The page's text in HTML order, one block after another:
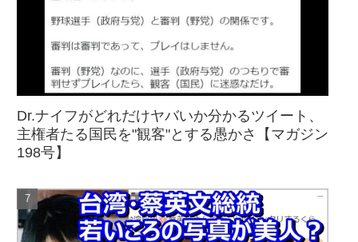
Dr.ナイフがどれだけヤバいか分かるツイート、
主権者たる国民を"観客"とする愚かさ【マガジン
198号】